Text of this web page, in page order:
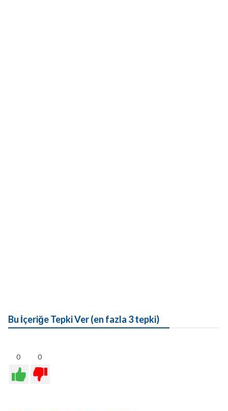
Bu İçeriğe Tepki Ver (en fazla 3 tepki)
0 0